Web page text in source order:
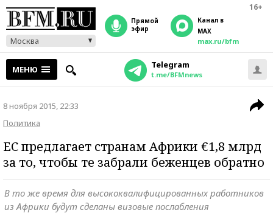
16+
Москва
прямой
эфир
Канал в
MAX
max.ru/bfm
МЕНЮ Telegram
t.me/BFMnews
8 ноября 2015, 22:33
Политика
ЕС предлагает странам Африки €1,8 млрд
за то, чтобы те забрали беженцев обратно
В то же время для высококвалифицированных работников
из Африки будут сделаны визовые послабления